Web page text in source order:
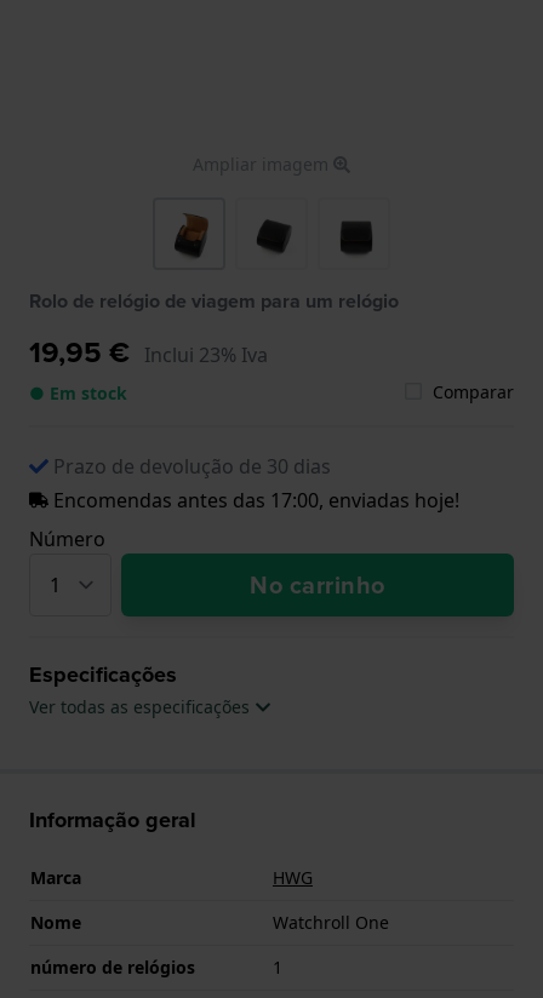
Ampliar imagem
Rolo de relógio de viagem para um relógio
19,95 € Inclui 23% Iva
● Em stock Comparar
Prazo de devolução de 30 dias
Encomendas antes das 17:00, enviadas hoje!
Número
No carrinho
Especificações
Ver todas as especificações
Informação geral
Marca
HWG
Nome
Watchroll One
número de relógios
1